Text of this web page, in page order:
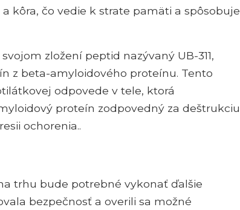
kôra, čo vedie k strate pamäti a spôsobuje
zložení peptid nazývaný UB-311,
z beta-amyloidového proteínu. Tento
odpovede v tele, ktorá
proteín zodpovedný za deštrukciu
ochorenia..
trhu bude potrebné vykonať ďalšie
bezpečnosť a overili sa možné